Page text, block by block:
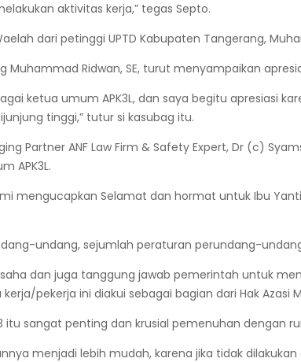
aktivitas kerja,” tegas Septo.
dari petinggi UPTD Kabupaten Tangerang,
Muhammad Ridwan, SE, turut menyampaikan
ketua umum APK3L, dan saya begitu apresiasi
tinggi,” tutur si kasubag itu.
ANF Law Firm & Safety Expert, Dr (c)
APK3L.
mengucapkan Selamat dan hormat untuk Ibu
undang, sejumlah peraturan perundang-
dan juga tanggung jawab pemerintah untuk
pekerja ini diakui sebagai bagian dari Hak Azasi
itu sangat penting dan krusial pemenuhan dengan
menjadi lebih mudah, karena jika tidak